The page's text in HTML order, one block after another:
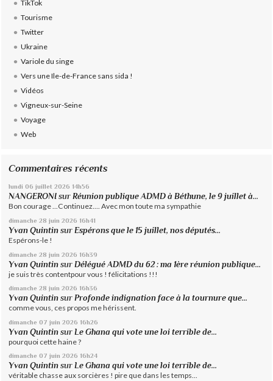
TikTok
Tourisme
Twitter
Ukraine
Variole du singe
Vers une Ile-de-France sans sida !
Vidéos
Vigneux-sur-Seine
Voyage
Web
Commentaires récents
lundi 06 juillet 2026 14h56
NANGERONI surRéunion publique ADMD à Béthune, le 9 juillet à...
Bon courage ...Continuez.... Avec mon toute ma sympathie
dimanche 28 juin 2026 16h41
Yvan Quintin surEspérons que le 15 juillet, nos députés...
Espérons-le !
dimanche 28 juin 2026 16h39
Yvan Quintin surDélégué ADMD du 62 : ma 1ère réunion publique...
je suis très contentpour vous ! félicitations !!!
dimanche 28 juin 2026 16h36
Yvan Quintin surProfonde indignation face à la tournure que...
comme vous, ces propos me hérissent.
dimanche 07 juin 2026 16h26
Yvan Quintin sur Le Ghana qui vote une loi terrible de...
pourquoi cette haine ?
dimanche 07 juin 2026 16h24
Yvan Quintin surLe Ghana qui vote une loi terrible de...
véritable chasse aux sorcières ! pire que dans les temps...